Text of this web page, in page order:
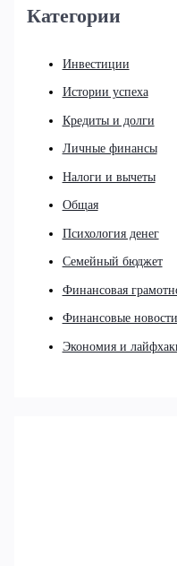
Категории
Инвестиции
Истории успеха
Кредиты и долги
Личные финансы
Налоги и вычеты
Общая
Психология денег
Семейный бюджет
Финансовая
Финансовые новости
Экономия и